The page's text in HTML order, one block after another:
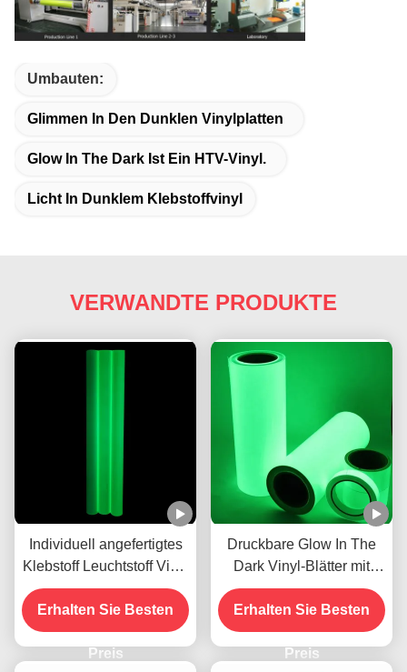
Umbauten:
Glimmen In Den Dunklen Vinylplatten
Glow In The Dark Ist Ein HTV-Vinyl.
Licht In Dunklem Klebstoffvinyl
VERWANDTE PRODUKTE
Individuell angefertigtes
Klebstoff Leuchtstoff Vinyl
Leuchten im Dunkeln für
leuchtende Schilder
Erhalten Sie Besten
Preis
Druckbare Glow In The
Dark Vinyl-Blätter mit
Photolumineszenz
Erhalten Sie Besten
Preis